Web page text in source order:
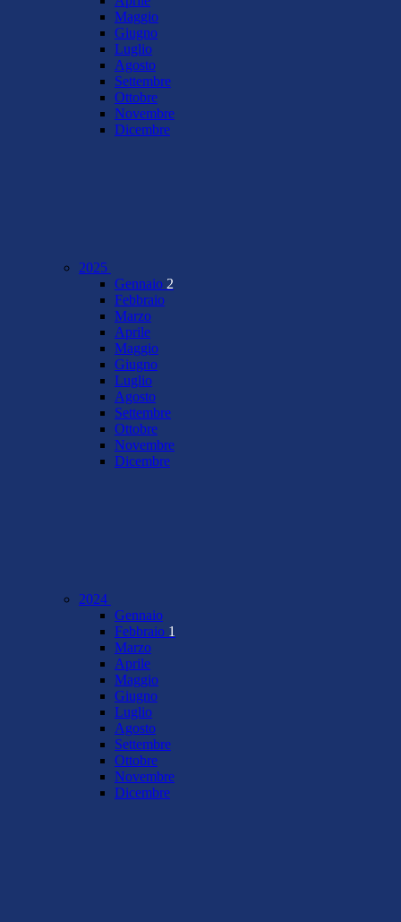
Maggio
Giugno
Luglio
Agosto
Settembre
Ottobre
Novembre
Dicembre
2025
Gennaio 2
Febbraio
Marzo
Aprile
Maggio
Giugno
Luglio
Agosto
Settembre
Ottobre
Novembre
Dicembre
2024
Gennaio
Febbraio 1
Marzo
Aprile
Maggio
Giugno
Luglio
Agosto
Settembre
Ottobre
Novembre
Dicembre